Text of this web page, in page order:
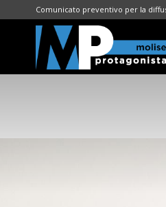
Comunicato preventivo per la